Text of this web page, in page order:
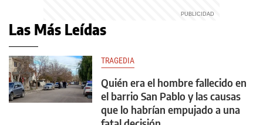
Las Más Leídas
TRAGEDIA
Quién era el hombre fallecido en
el barrio San Pablo y las causas
que lo habrían empujado a una